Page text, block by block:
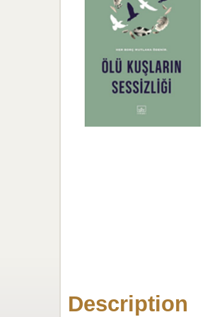
Description